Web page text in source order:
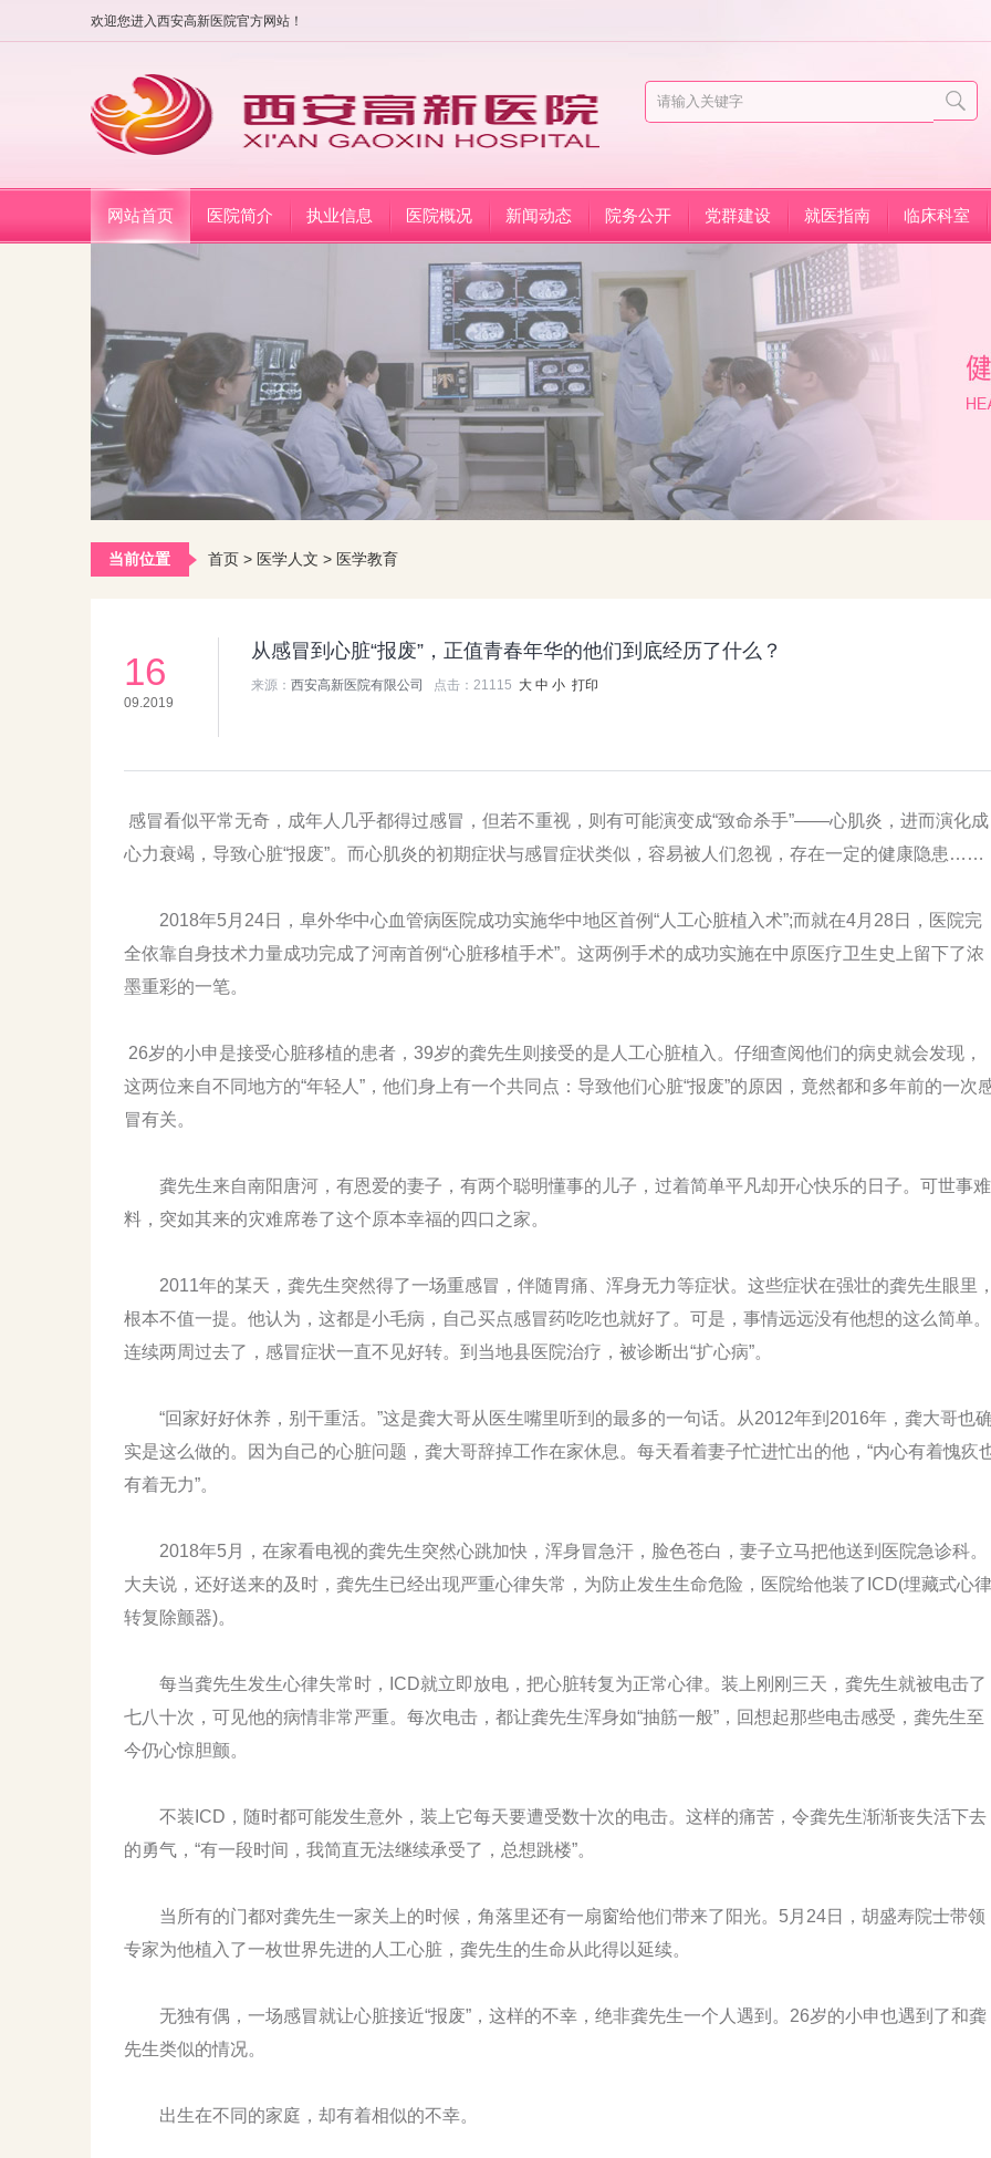
欢迎您进入西安高新医院官方网站！
网站首页 医院简介 执业信息 医院概况 新闻动态 院务公开 党群建设 就医指南 临床科室
当前位置 首页 > 医学人文 > 医学教育
16
09.2019
从感冒到心脏“报废”，正值青春年华的他们到底经历了什么？
来源： 西安高新医院有限公司 点击： 21115 大 中 小 打印
感冒看似平常无奇，成年人几乎都得过感冒，但若不重视，则有可能演变成“致命杀手”——心肌炎，进而演化成
心力衰竭，导致心脏“报废”。而心肌炎的初期症状与感冒症状类似，容易被人们忽视，存在一定的健康隐患……
2018年5月24日，阜外华中心血管病医院成功实施华中地区首例“人工心脏植入术”;而就在4月28日，医院完
全依靠自身技术力量成功完成了河南首例“心脏移植手术”。这两例手术的成功实施在中原医疗卫生史上留下了浓
墨重彩的一笔。
26岁的小申是接受心脏移植的患者，39岁的龚先生则接受的是人工心脏植入。仔细查阅他们的病史就会发现，
这两位来自不同地方的“年轻人”，他们身上有一个共同点：导致他们心脏“报废”的原因，竟然都和多年前的一次
冒有关。
龚先生来自南阳唐河，有恩爱的妻子，有两个聪明懂事的儿子，过着简单平凡却开心快乐的日子。可世事难
料，突如其来的灾难席卷了这个原本幸福的四口之家。
2011年的某天，龚先生突然得了一场重感冒，伴随胃痛、浑身无力等症状。这些症状在强壮的龚先生眼里
根本不值一提。他认为，这都是小毛病，自己买点感冒药吃吃也就好了。可是，事情远远没有他想的这么简单。
连续两周过去了，感冒症状一直不见好转。到当地县医院治疗，被诊断出“扩心病”。
“回家好好休养，别干重活。”这是龚大哥从医生嘴里听到的最多的一句话。从2012年到2016年，龚大哥也
实是这么做的。因为自己的心脏问题，龚大哥辞掉工作在家休息。每天看着妻子忙进忙出的他，“内心有着愧疚
有着无力”。
2018年5月，在家看电视的龚先生突然心跳加快，浑身冒急汗，脸色苍白，妻子立马把他送到医院急诊科。
大夫说，还好送来的及时，龚先生已经出现严重心律失常，为防止发生生命危险，医院给他装了ICD(埋藏式心律
转复除颤器)。
每当龚先生发生心律失常时，ICD就立即放电，把心脏转复为正常心律。装上刚刚三天，龚先生就被电击了
七八十次，可见他的病情非常严重。每次电击，都让龚先生浑身如“抽筋一般”，回想起那些电击感受，龚先生至
今仍心惊胆颤。
不装ICD，随时都可能发生意外，装上它每天要遭受数十次的电击。这样的痛苦，令龚先生渐渐丧失活下去
的勇气，“有一段时间，我简直无法继续承受了，总想跳楼”。
当所有的门都对龚先生一家关上的时候，角落里还有一扇窗给他们带来了阳光。5月24日，胡盛寿院士带领
专家为他植入了一枚世界先进的人工心脏，龚先生的生命从此得以延续。
无独有偶，一场感冒就让心脏接近“报废”，这样的不幸，绝非龚先生一个人遇到。26岁的小申也遇到了和龚
先生类似的情况。
出生在不同的家庭，却有着相似的不幸。